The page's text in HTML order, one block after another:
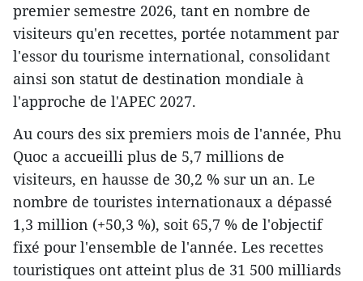
premier semestre 2026, tant en nombre de
visiteurs qu'en recettes, portée notamment par
l'essor du tourisme international, consolidant
ainsi son statut de destination mondiale à
l'approche de l'APEC 2027.
Au cours des six premiers mois de l'année, Phu
Quoc a accueilli plus de 5,7 millions de
visiteurs, en hausse de 30,2 % sur un an. Le
nombre de touristes internationaux a dépassé
1,3 million (+50,3 %), soit 65,7 % de l'objectif
fixé pour l'ensemble de l'année. Les recettes
touristiques ont atteint plus de 31 500 milliards